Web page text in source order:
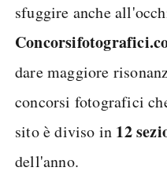
sfuggire anche
dare maggiore
concorsi fotografici
sito è diviso in 12
dell'anno.